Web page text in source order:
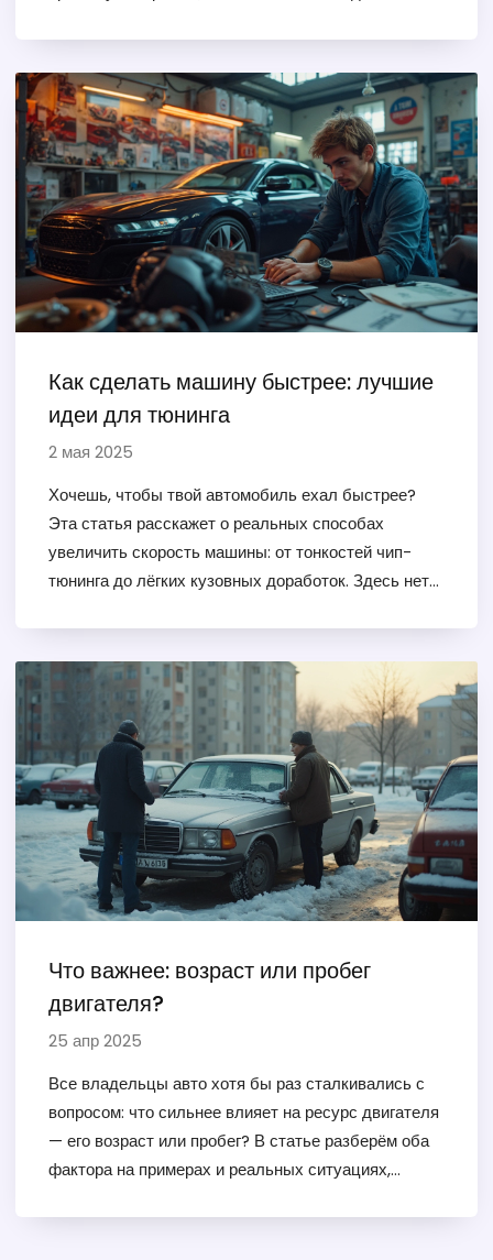
важное и полезное для водителей. Получаешь
советы, основанные на реальных ошибках и опыте,
чтобы не попасть в дорогой ремонт.
Как сделать машину быстрее: лучшие
идеи для тюнинга
2 мая 2025
Хочешь, чтобы твой автомобиль ехал быстрее?
Эта статья расскажет о реальных способах
увеличить скорость машины: от тонкостей чип-
тюнинга до лёгких кузовных доработок. Здесь нет
которые часто совершают новички, и лучших
решениях для ускорения. Всё просто, понятно и по
Что важнее: возраст или пробег
двигателя?
25 апр 2025
Все владельцы авто хотя бы раз сталкивались с
вопросом: что сильнее влияет на ресурс двигателя
— его возраст или пробег? В статье разберём оба
фактора на примерах и реальных ситуациях,